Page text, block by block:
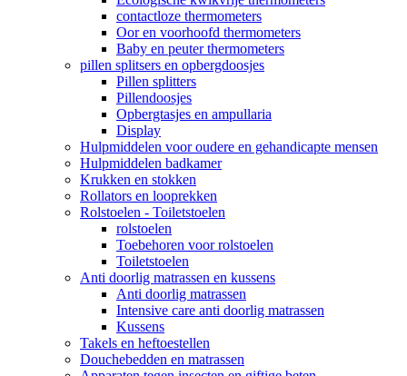
contactloze thermometers
Oor en voorhoofd thermometers
Baby en peuter thermometers
pillen splitsers en opbergdoosjes
Pillen splitters
Pillendoosjes
Opbergtasjes en ampullaria
Display
Hulpmiddelen voor oudere en gehandicapte mensen
Hulpmiddelen badkamer
Krukken en stokken
Rollators en looprekken
Rolstoelen - Toiletstoelen
rolstoelen
Toebehoren voor rolstoelen
Toiletstoelen
Anti doorlig matrassen en kussens
Anti doorlig matrassen
Intensive care anti doorlig matrassen
Kussens
Takels en heftoestellen
Douchebedden en matrassen